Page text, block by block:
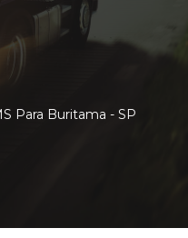
Para Buritama - SP